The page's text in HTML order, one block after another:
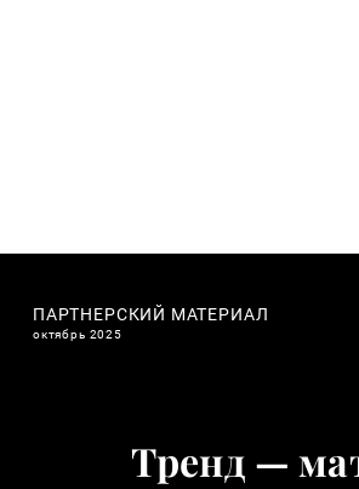
ПАРТНЕРСКИЙ МАТЕРИАЛ
октябрь 2025
Тренд —